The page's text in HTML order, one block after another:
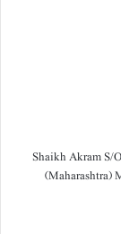
Shaikh Akram S/
(Maharashtra)